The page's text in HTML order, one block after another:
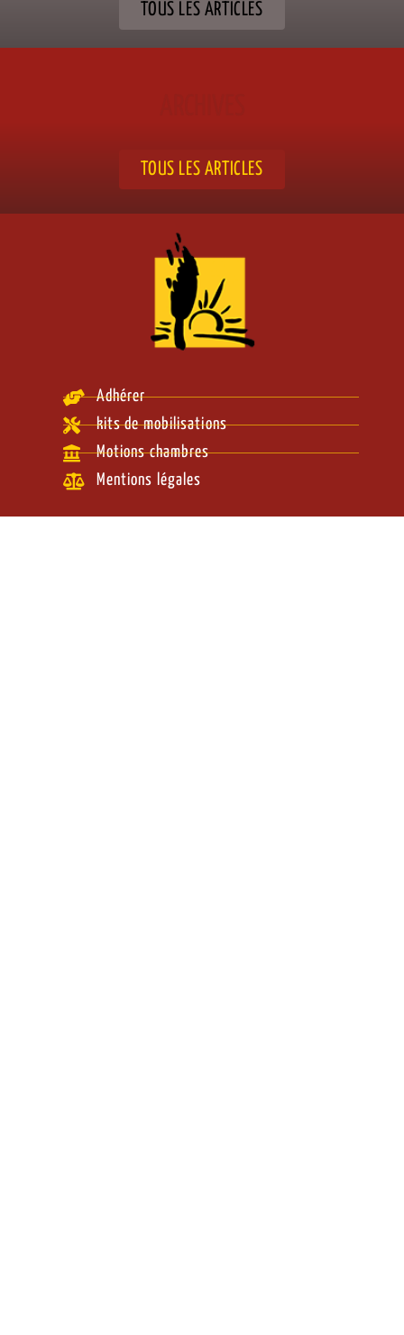
TOUS LES ARTICLES
TOUS LES ARTICLES
Adhérer
kits de mobilisations
Motions chambres
Mentions légales